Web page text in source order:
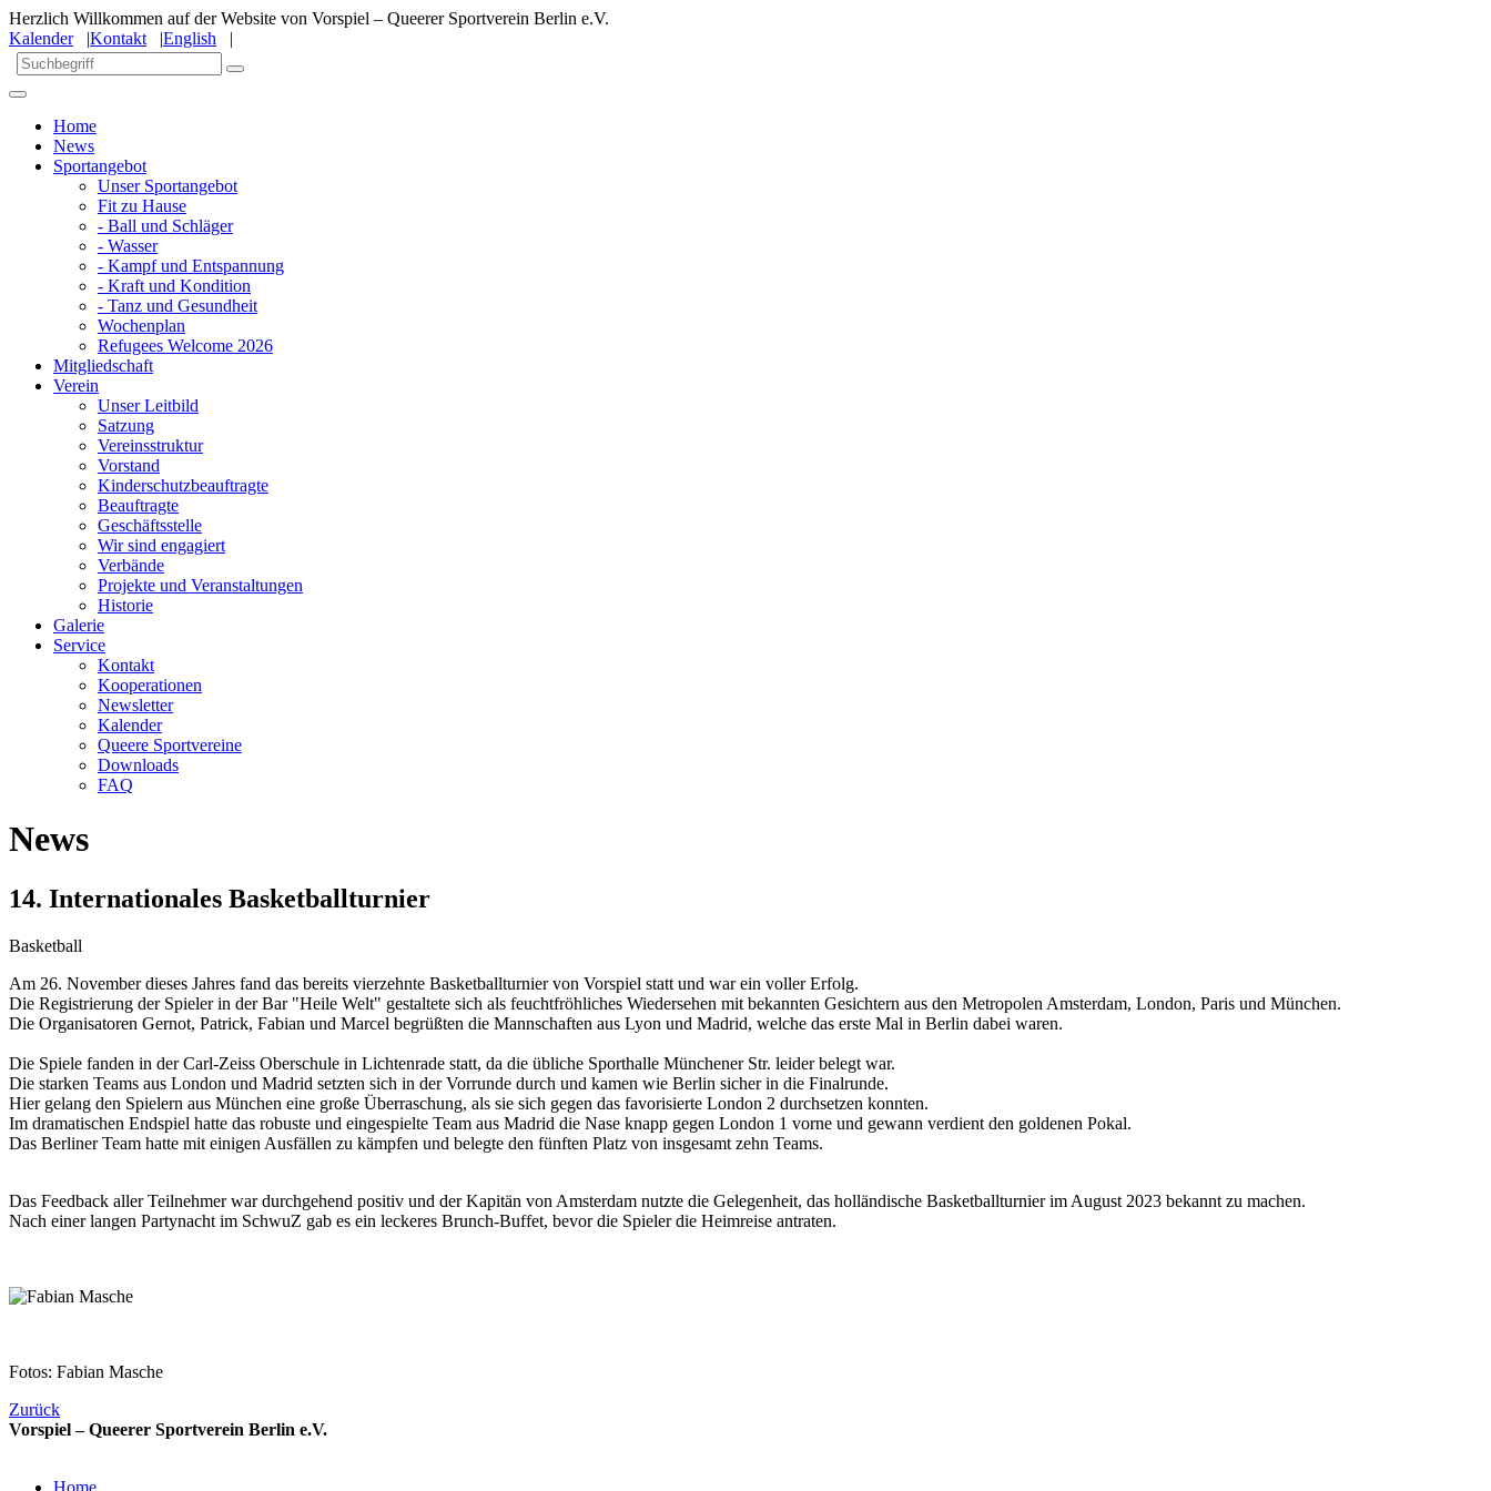
Herzlich Willkommen auf der Website von Vorspiel – Queerer Sportverein Berlin e.V.
Kalender|Kontakt |English |
Home
News
Sportangebot
Unser Sportangebot
Fit zu Hause
- Ball und Schläger
- Wasser
- Kampf und Entspannung
- Kraft und Kondition
- Tanz und Gesundheit
Wochenplan
Refugees Welcome 2026
Mitgliedschaft
Verein
Unser Leitbild
Satzung
Vereinsstruktur
Vorstand
Kinderschutzbeauftragte
Beauftragte
Geschäftsstelle
Wir sind engagiert
Verbände
Projekte und Veranstaltungen
Historie
Galerie
Service
Kontakt
Kooperationen
Newsletter
Kalender
Queere Sportvereine
Downloads
FAQ
News
14. Internationales Basketballturnier
Basketball
Am 26. November dieses Jahres fand das bereits vierzehnte Basketballturnier von Vorspiel statt und war ein voller Erfolg.
Die Registrierung der Spieler in der Bar "Heile Welt" gestaltete sich als feuchtfröhliches Wiedersehen mit bekannten Gesichtern aus den Metropolen Amsterdam, London, Paris und München.
Die Organisatoren Gernot, Patrick, Fabian und Marcel begrüßten die Mannschaften aus Lyon und Madrid, welche das erste Mal in Berlin dabei waren.
Die Spiele fanden in der Carl-Zeiss Oberschule in Lichtenrade statt, da die übliche Sporthalle Münchener Str. leider belegt war.
Die starken Teams aus London und Madrid setzten sich in der Vorrunde durch und kamen wie Berlin sicher in die Finalrunde.
Hier gelang den Spielern aus München eine große Überraschung, als sie sich gegen das favorisierte London 2 durchsetzen konnten.
Im dramatischen Endspiel hatte das robuste und eingespielte Team aus Madrid die Nase knapp gegen London 1 vorne und gewann verdient den goldenen Pokal.
Das Berliner Team hatte mit einigen Ausfällen zu kämpfen und belegte den fünften Platz von insgesamt zehn Teams.
Das Feedback aller Teilnehmer war durchgehend positiv und der Kapitän von Amsterdam nutzte die Gelegenheit, das holländische Basketballturnier im August 2023 bekannt zu machen.
Nach einer langen Partynacht im SchwuZ gab es ein leckeres Brunch-Buffet, bevor die Spieler die Heimreise antraten.
Fotos: Fabian Masche
Zurück
Vorspiel – Queerer Sportverein Berlin e.V.
Home